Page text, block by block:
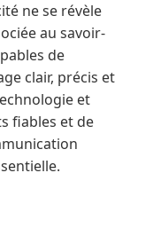
ne se révèle
au savoir-
de
clair, précis et
et
fiables et de